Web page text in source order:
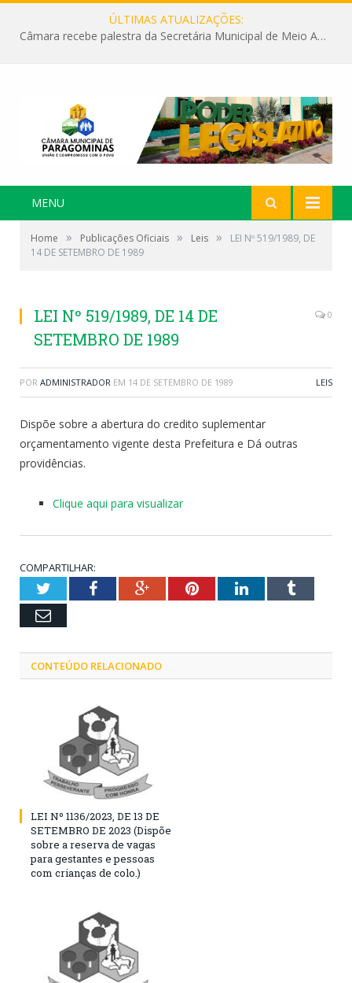
ÚLTIMAS ATUALIZAÇÕES:
Câmara recebe palestra da Secretária Municipal de Meio Ambiente sobre as ações da “SEMANA DO MEIO AMBIENTE”
MENU
Home » Publicações Oficiais » Leis »
LEI Nº 519/1989, DE
14 DE SETEMBRO DE 1989
LEI Nº 519/1989, DE 14 DE
SETEMBRO DE 1989
0
POR ADMINISTRADOR EM 14 DE SETEMBRO DE 1989 LEIS
Dispõe sobre a abertura do credito suplementar
orçamentamento vigente desta Prefeitura e Dá outras
providências.
Clique aqui para visualizar
COMPARTILHAR:
TwitterFacebookGoogle+PinterestLinkedInTumblr
Email
CONTEÚDO RELACIONADO
LEI Nº 1136/2023, DE 13 DE
SETEMBRO DE 2023 (Dispõe
sobre a reserva de vagas
para gestantes e pessoas
com crianças de colo.)